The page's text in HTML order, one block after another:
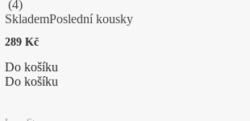
(4)
SklademPoslední kousky
289 Kč
Do košíku
Do košíku